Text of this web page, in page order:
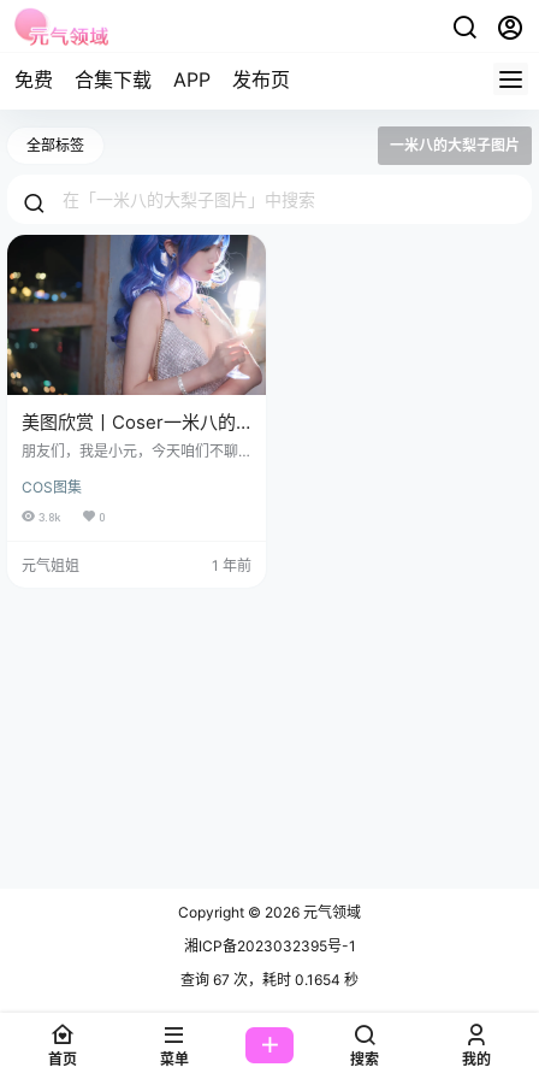
免费 合集下载 APP 发布页
全部标签 一米八的大梨子图片
美图欣赏丨Coser一米八的
大梨子的原图之圣路易斯
朋友们，我是小元，今天咱们不聊
一个人。 免费套图，文章末尾获取
(收藏本站不迷路) 图呢，就是Coser
里很多人第y反应不是“好看”，也不
COS图集
3.8k 0
元气姐姐 1 年前
Copyright © 2026 元气领域
湘ICP备2023032395号-1
查询 67 次，耗时 0.1654 秒
首页 菜单 搜索 我的